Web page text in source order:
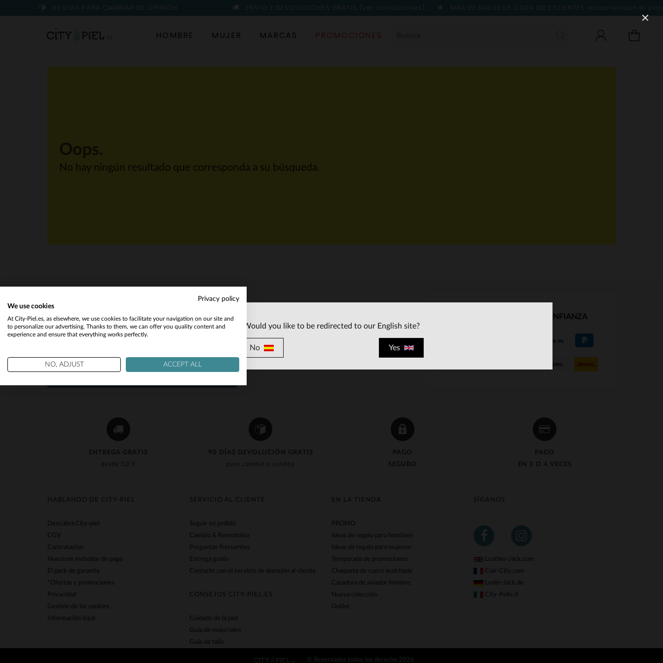
90 DÍAS PARA CAMBIAR DE OPINIÓN ENVÍO Y DEVOLUCIONES GRATIS (ver condiciones) MÁS DE NUEVE DE CADA DIEZ CLIENTES recomiendan el sitio
HOMBRE MUJER MARCAS PROMOCIONES
No hay ningún resultado que corresponda a su búsqueda.
ENTREGA GRATIS
desde 50 €
90 DÍAS DEVOLUCIÓN GRATIS
para cambio o crédito
PAGO
SEGURO
PAGO
EN 3 O 4 VECES
NOTICIAS
Reciba por correo nuestras promociones
OK
por correo electronico
contact@city-
NUESTROS SOCIOS DE CONFIANZA
SÍGANOS
Leather-Jack.com
Cuir-City.com
Leder-Jack.de
City-Pelle.it
SERVICIO AL CLIENTE
Seguir mi pedido
Cambio & Reembolso
Preguntas frecuentes
Entrega gratis
Contacte con el servicio de atención al cliente
CONSEJOS CITY-PIEL.ES
Cuidado de la piel
Guía de materiales
Guia de talla
EN LA TIENDA
PROMO
Ideas de regalo para hombres
Ideas de regalo para mujeres
Temporada de promociones
Chaqueta de cuero acolchada
Cazadora de aviador hombre
Nueva colección
Outlet
HABLANDO DE CITY-PIEL
Descubra City-piel
CGV
Contratacion
Nuestros métodos de pago
El pack de garantía
*Ofertas y promociones
Privacidad
Gestión de las cookies
Información legal
© Reservados todos los derecho 2026
Would you like to be redirected to our English site?
No Yes
Privacy policy
We use cookies
At City-Piel.es, as elsewhere, we use cookies to facilitate your navigation on our site and
to personalize our advertising. Thanks to them, we can offer you quality content and
experience and ensure that everything works perfectly.
NO, ADJUST ACCEPT ALL